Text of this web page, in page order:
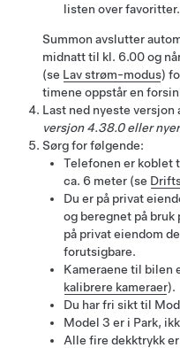
listen over favoritter.
Summon avslutter
midnatt til kl. 6.00og
(se Lav strøm-modus)
timene oppstår en
Last ned nyeste versjon
versjon 4.38.0 eller
Sørg for følgende:
Telefonen er koblet
ca. 6 meter (se
Du er på privat
og beregnet på
på privat eiendom
forutsigbare.
Kameraene til bilen
kalibrere kameraer).
Du har fri sikt til
Model 3 er i Park,
Alle fire dekktrykk